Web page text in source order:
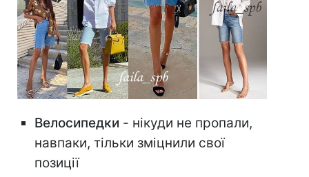
Велосипедки - нікуди не пропали,
навпаки, тільки зміцнили свої
позиції